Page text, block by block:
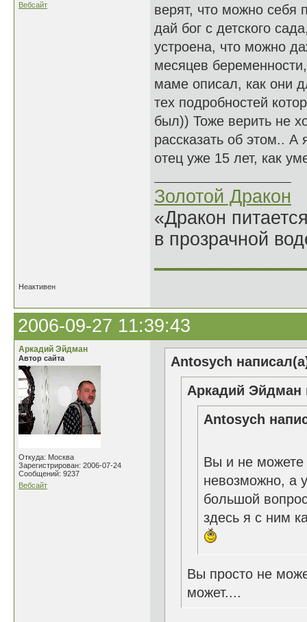
Вебсайт
верят, что можно себя
дай бог с детского
устроена, что можно
месяцев
маме описал, как они
тех подробностей
был)) Тоже верить не
рассказать об этом..
отец уже 15 лет, как
Золотой Дракон
«Дракон
в прозрачной
Неактивен
2006-09-27 11:39:43
Аркадий Эйдман
Автор сайта
Откуда: Москва
Зарегистрирован: 2006-07-24
Сообщений: 9237
Вебсайт
Antosych
Аркадий Эйдман
Antosych
Вы и не можете
невозможно, а
большой
здесь я с ним
Вы просто не
может....